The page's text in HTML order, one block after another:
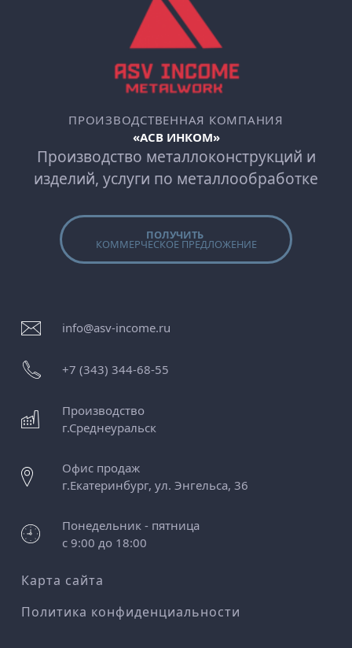
ПРОИЗВОДСТВЕННАЯ КОМПАНИЯ
«АСВ ИНКОМ»
Производство металлоконструкций и
изделий, услуги по металлообработке
ПОЛУЧИТЬ
КОММЕРЧЕСКОЕ ПРЕДЛОЖЕНИЕ
info@asv-income.ru
+7 (343) 344-68-55
Производство
г.Среднеуральск
Офис продаж
г.Екатеринбург, ул. Энгельса, 36
Понедельник - пятница
с 9:00 до 18:00
Карта сайта
Политика конфиденциальности